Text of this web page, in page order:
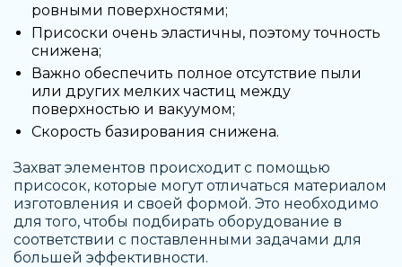
ровными поверхностями;
Присоски очень эластичны, поэтому точность
снижена;
Важно обеспечить полное отсутствие пыли
или других мелких частиц между
поверхностью и вакуумом;
Скорость базирования снижена.
Захват элементов происходит с помощью
присосок, которые могут отличаться материалом
изготовления и своей формой. Это необходимо
для того, чтобы подбирать оборудование в
соответствии с поставленными задачами для
большей эффективности.